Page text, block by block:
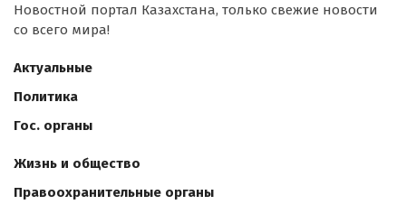
Новостной портал Казахстана, только свежие новости
со всего мира!
Актуальные
Политика
Гос. органы
Жизнь и общество
Правоохранительные органы